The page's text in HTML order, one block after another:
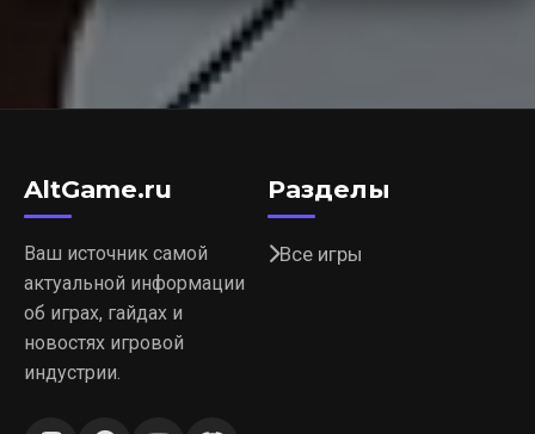
AltGame.ru
Ваш источник самой
актуальной информации
об играх, гайдах и
новостях игровой
индустрии.
Разделы
Все игры